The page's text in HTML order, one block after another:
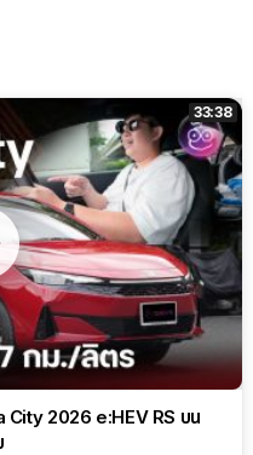
33:38
City 2026 e:HEV RS บน